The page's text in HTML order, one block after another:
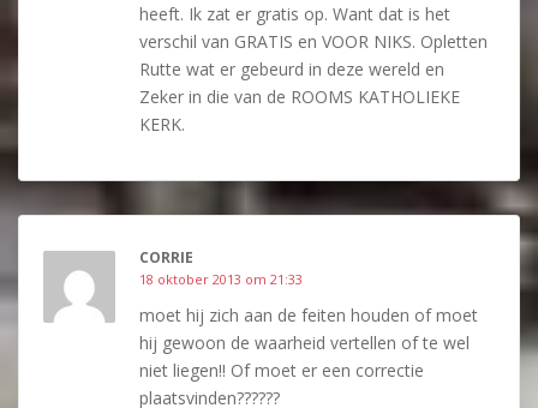
heeft. Ik zat er gratis op. Want dat is het
verschil van GRATIS en VOOR NIKS. Opletten
Rutte wat er gebeurd in deze wereld en
Zeker in die van de ROOMS KATHOLIEKE
KERK.
CORRIE
18 oktober 2013 om 21:33
moet hij zich aan de feiten houden of moet
hij gewoon de waarheid vertellen of te wel
niet liegen!! Of moet er een correctie
plaatsvinden??????